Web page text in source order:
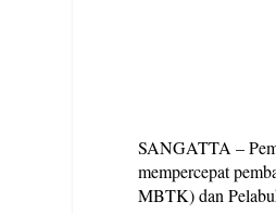
SANGATTA –
mempercepat
MBTK) dan